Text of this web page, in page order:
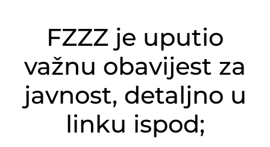
FZZZ je uputio
važnu obavijest za
javnost, detaljno u
linku ispod;